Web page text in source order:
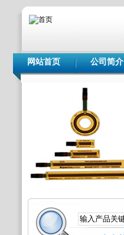
网站首页 公司简介